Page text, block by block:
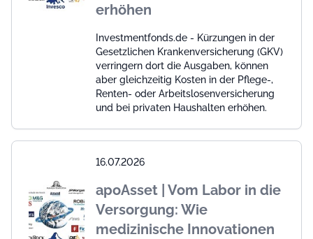
erhöhen
Investmentfonds.de - Kürzungen in der
Gesetzlichen Krankenversicherung (GKV)
verringern dort die Ausgaben, können
aber gleichzeitig Kosten in der Pflege-,
Renten- oder Arbeitslosenversicherung
und bei privaten Haushalten erhöhen.
16.07.2026
apoAsset | Vom Labor in die
Versorgung: Wie
medizinische Innovationen